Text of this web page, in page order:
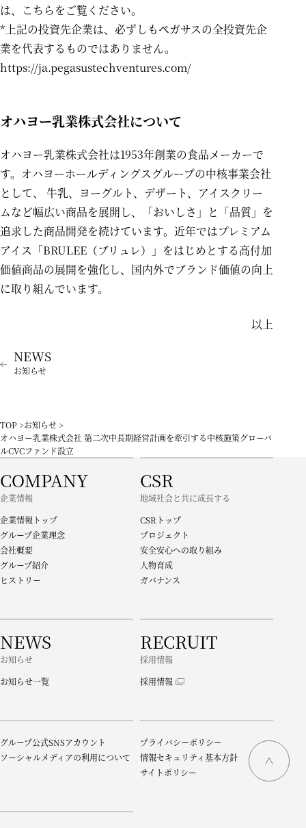
は、こちらをご覧ください。
*上記の投資先企業は、必ずしもペガサスの全投資先企
業を代表するものではありません。
https://ja.pegasustechventures.com/
オハヨー乳業株式会社について
オハヨー乳業株式会社は1953年創業の食品メーカーで
す。オハヨーホールディングスグループの中核事業会社
として、 牛乳、ヨーグルト、デザート、アイスクリー
ムなど幅広い商品を展開し、「おいしさ」と「品質」を
追求した商品開発を続けています。近年ではプレミアム
アイス「BRULEE（ブリュレ）」をはじめとする高付加
価値商品の展開を強化し、国内外でブランド価値の向上
に取り組んでいます。
以上
お知らせ
TOP
お知らせ
オハヨー乳業株式会社 第二次中長期経営計画を牽引する中核施策グローバ
ルCVCファンド設立
COMPANY
企業情報
企業情報トップ
グループ企業理念
会社概要
グループ紹介
ヒストリー
CSR
地域社会と共に成長する
CSRトップ
プロジェクト
安全安心への取り組み
人物育成
ガバナンス
NEWS
お知らせ
お知らせ一覧
RECRUIT
採用情報
採用情報
グループ公式SNSアカウント
ソーシャルメディアの利用について
プライバシーポリシー
情報セキュリティ基本方針
サイトポリシー